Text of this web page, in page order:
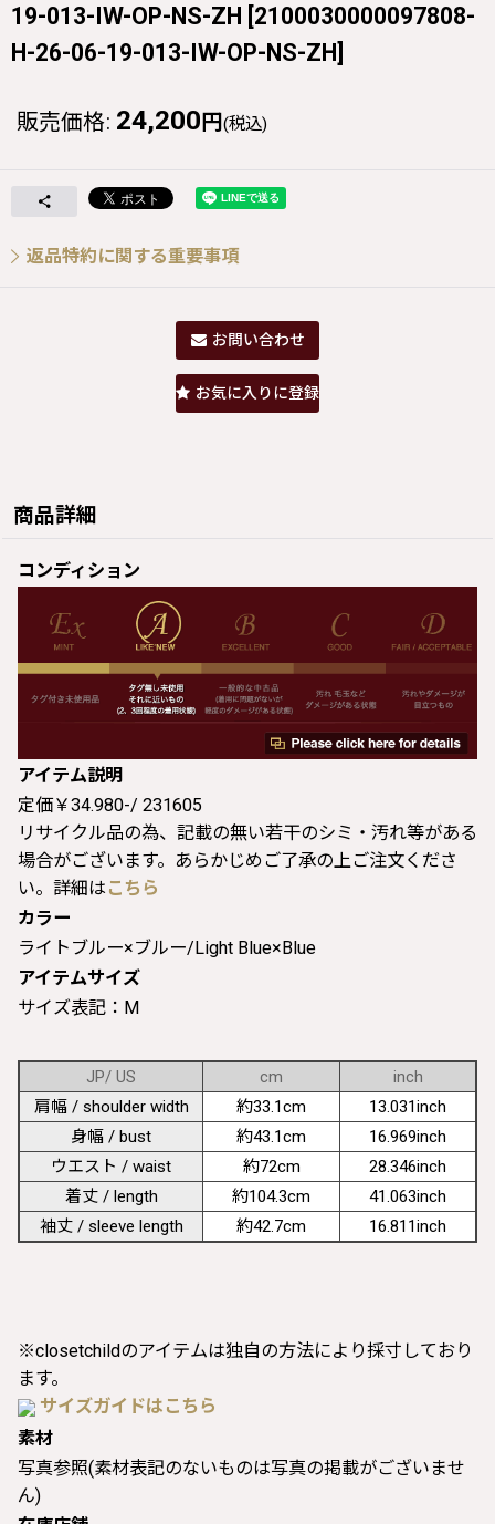
19-013-IW-OP-NS-ZH [2100030000097808-
H-26-06-19-013-IW-OP-NS-ZH]
販売価格: 24,200 円 (税込)
返品特約に関する重要事項
お問い合わせ
お気に入りに登録
商品詳細
コンディション
アイテム説明
定価￥34.980-/ 231605
リサイクル品の為、記載の無い若干のシミ・汚れ等がある
場合がございます。あらかじめご了承の上ご注文くださ
い。詳細は こちら
カラー
ライトブルー×ブルー/Light Blue×Blue
アイテムサイズ
サイズ表記：M
JP/ US cm
inch
肩幅 / shoulder width
約33.1cm
13.031inch
身幅 / bust
約43.1cm
16.969inch
ウエスト / waist
約72cm
28.346inch
着丈 / length
約104.3cm
41.063inch
袖丈 / sleeve length
約42.7cm 16.811inch
※closetchildのアイテムは独自の方法により採寸しており
ます。
サイズガイドはこちら
素材
写真参照(素材表記のないものは写真の掲載がございませ
ん)